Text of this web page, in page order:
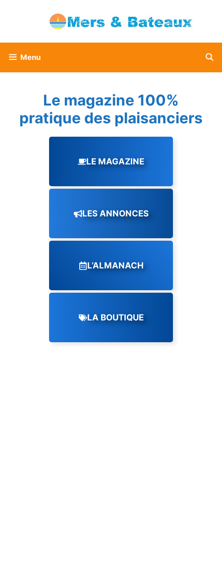
Menu
Le magazine 100%
pratique des plaisanciers
LE MAGAZINE
LES ANNONCES
L’ALMANACH
LA BOUTIQUE